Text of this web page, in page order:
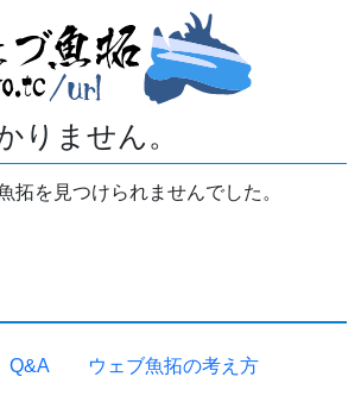
りません。
拓を見つけられませんでした。
Q&A ウェブ魚拓の考え方